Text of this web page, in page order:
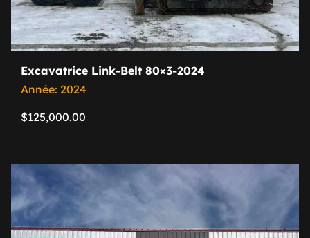
Excavatrice Link-Belt 80×3-2024
Année: 2024
$125,000.00